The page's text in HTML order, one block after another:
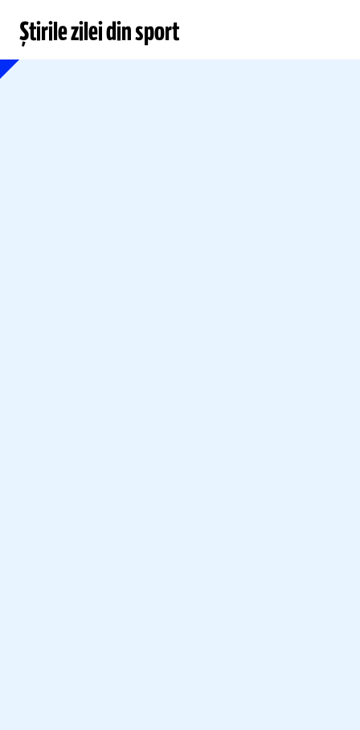
Știrile zilei din sport